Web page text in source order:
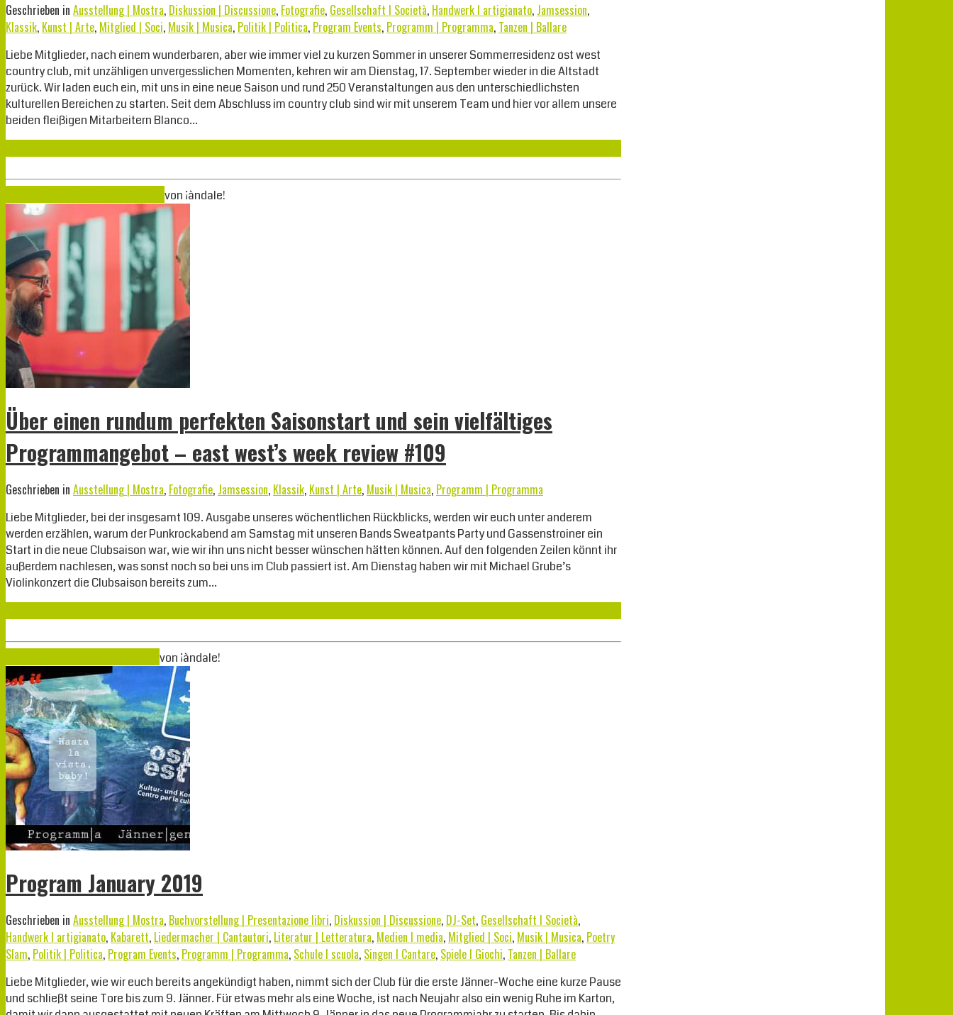
Geschrieben in Ausstellung | Mostra, Diskussion | Discussione, Fotografie, Gesellschaft I Società, Handwerk I artigianato, Jamsession,
Klassik, Kunst | Arte, Mitglied | Soci, Musik | Musica, Politik | Politica, Program Events, Programm | Programma, Tanzen | Ballare
Liebe Mitglieder, nach einem wunderbaren, aber wie immer viel zu kurzen Sommer in unserer Sommerresidenz ost west
country club, mit unzähligen unvergesslichen Momenten, kehren wir am Dienstag, 17. September wieder in die Altstadt
zurück. Wir laden euch ein, mit uns in eine neue Saison und rund 250 Veranstaltungen aus den unterschiedlichsten
kulturellen Bereichen zu starten. Seit dem Abschluss im country club sind wir mit unserem Team und hier vor allem unsere
beiden fleißigen Mitarbeitern Blanco…
von ¡àndale!
Über einen rundum perfekten Saisonstart und sein vielfältiges
Programmangebot – east west’s week review #109
Geschrieben in Ausstellung | Mostra, Fotografie, Jamsession, Klassik, Kunst | Arte, Musik | Musica, Programm | Programma
Liebe Mitglieder, bei der insgesamt 109. Ausgabe unseres wöchentlichen Rückblicks, werden wir euch unter anderem
werden erzählen, warum der Punkrockabend am Samstag mit unseren Bands Sweatpants Party und Gassenstroiner ein
Start in die neue Clubsaison war, wie wir ihn uns nicht besser wünschen hätten können. Auf den folgenden Zeilen könnt ihr
außerdem nachlesen, was sonst noch so bei uns im Club passiert ist. Am Dienstag haben wir mit Michael Grube’s
Violinkonzert die Clubsaison bereits zum…
von ¡àndale!
Program January 2019
Geschrieben in Ausstellung | Mostra, Buchvorstellung | Presentazione libri, Diskussion | Discussione, DJ-Set, Gesellschaft I Società,
Handwerk I artigianato, Kabarett, Liedermacher | Cantautori, Literatur | Letteratura, Medien I media, Mitglied | Soci, Musik | Musica, Poetry
Slam, Politik | Politica, Program Events, Programm | Programma, Schule I scuola, Singen I Cantare, Spiele I Giochi, Tanzen | Ballare
Liebe Mitglieder, wie wir euch bereits angekündigt haben, nimmt sich der Club für die erste Jänner-Woche eine kurze Pause
und schließt seine Tore bis zum 9. Jänner. Für etwas mehr als eine Woche, ist nach Neujahr also ein wenig Ruhe im Karton,